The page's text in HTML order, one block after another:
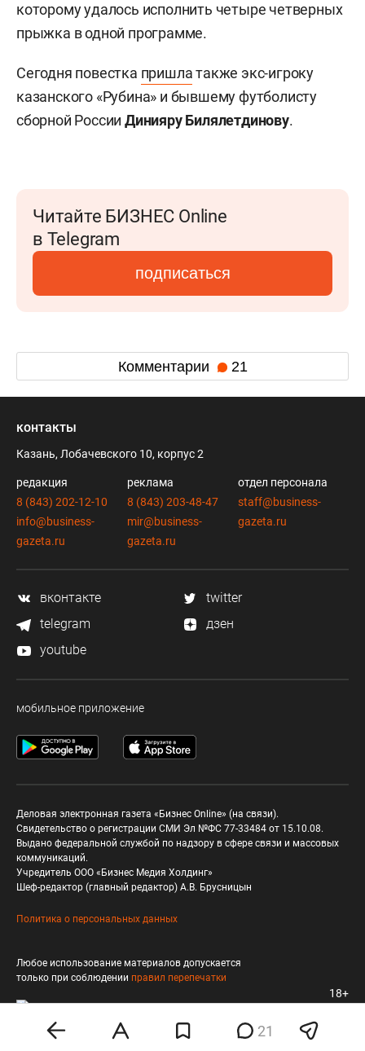
которому удалось исполнить четыре четверных
прыжка в одной программе.
Сегодня повестка пришлатакже экс-игроку
казанского «Рубина» и бывшему футболисту
сборной РоссииДинияру Билялетдинову.
Читайте БИЗНЕС Online
в Telegram
подписаться
Комментарии 21
21
контакты
Казань, Лобачевского 10, корпус 2
редакция
8 (843) 202-12-10
info@business-
gazeta.ru
реклама
8 (843) 203-48-47
mir@business-
gazeta.ru
отдел персонала
staff@business-
gazeta.ru
вконтакте
twitter
telegram
дзен
youtube
мобильное приложение
Деловая электронная газета «Бизнес Online» (на связи).
Свидетельство о регистрации СМИ Эл №ФС 77-33484 от 15.10.08.
Выдано федеральной службой по надзору в сфере связи и массовых
коммуникаций.
Учредитель ООО «Бизнес Медия Холдинг»
Шеф-редактор (главный редактор) А.В. Брусницын
Политика о персональных данных
Любое использование материалов допускается
только при соблюдении правил перепечатки
18+